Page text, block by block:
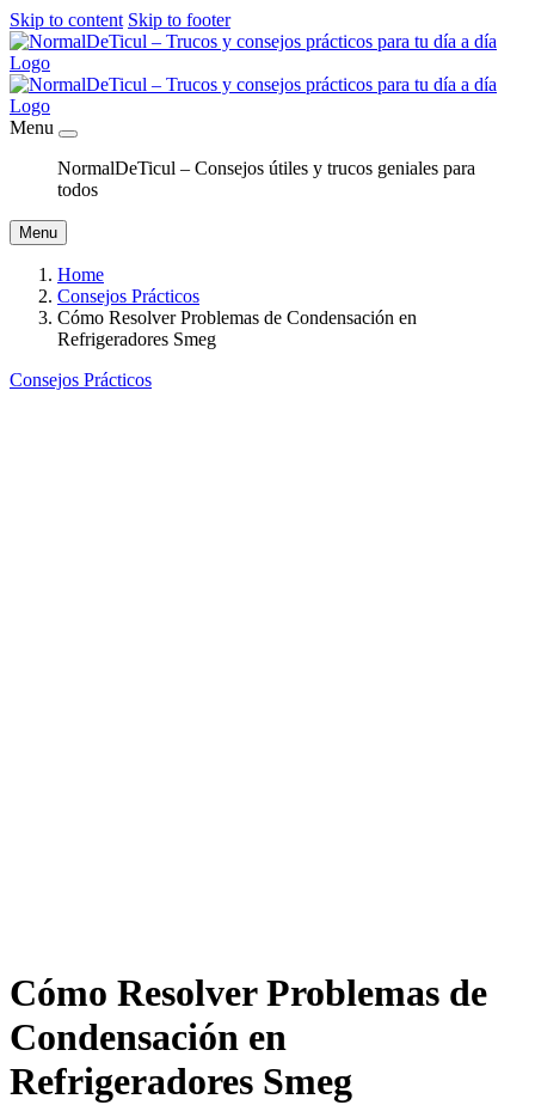
Skip to content Skip to footer
Menu
NormalDeTicul – Consejos útiles y trucos geniales para
todos
Menu
Home
Consejos Prácticos
Cómo Resolver Problemas de Condensación en
Refrigeradores Smeg
Consejos Prácticos
Cómo Resolver Problemas de
Condensación en
Refrigeradores Smeg